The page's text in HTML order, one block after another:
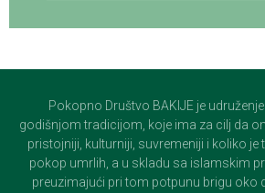
Pokopno Društvo BAKIJE je
godišnjom tradicijom, koje ima za cilj da
pristojniji, kulturniji, suvremeniji i koliko je
pokop umrlih, a u skladu sa islamskim
preuzimajući pri tom potpunu brigu oko